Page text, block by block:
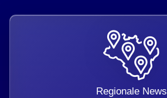
Regionale News